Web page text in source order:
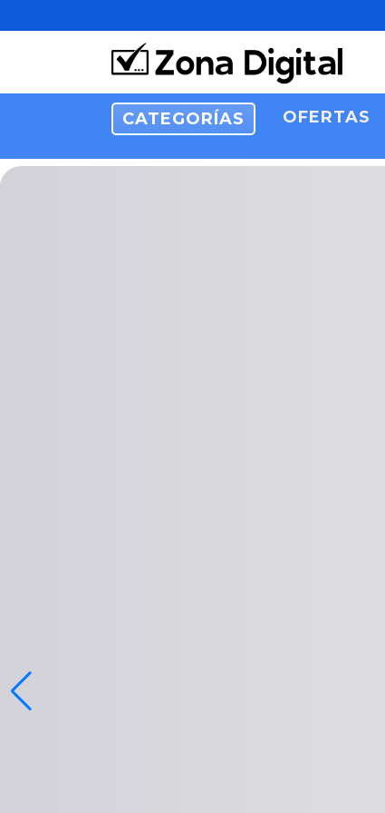
CATEGORÍAS OFERTAS